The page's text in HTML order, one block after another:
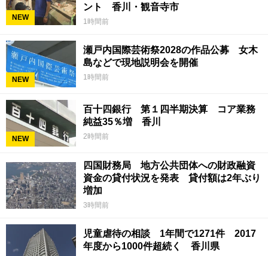
NEW
ント 香川・観音寺市
1時間前
NEW
瀬戸内国際芸術祭2028の作品公募 女木
島などで現地説明会を開催
1時間前
NEW
百十四銀行 第１四半期決算 コア業務
純益35％増 香川
2時間前
四国財務局 地方公共団体への財政融資
資金の貸付状況を発表 貸付額は2年ぶり
増加
3時間前
児童虐待の相談 1年間で1271件 2017
年度から1000件超続く 香川県